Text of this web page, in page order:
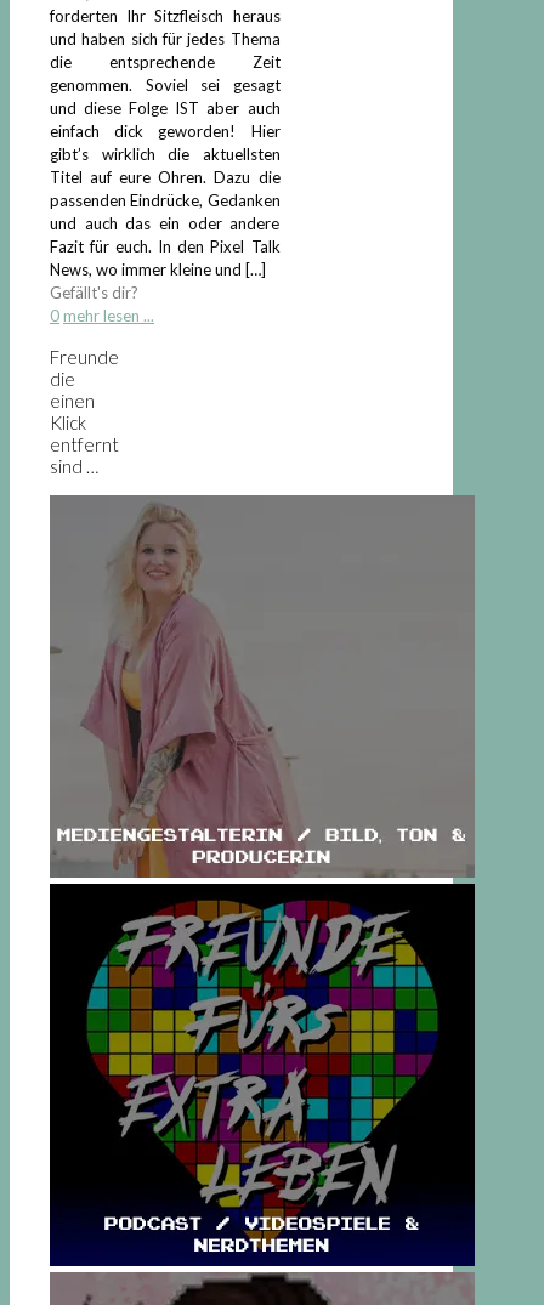
forderten Ihr Sitzfleisch heraus
und haben sich für jedes Thema
die entsprechende Zeit
genommen. Soviel sei gesagt
und diese Folge IST aber auch
einfach dick geworden! Hier
gibt’s wirklich die aktuellsten
Titel auf eure Ohren. Dazu die
passenden Eindrücke, Gedanken
und auch das ein oder andere
Fazit für euch. In den Pixel Talk
News, wo immer kleine und […]
Gefällt's dir?
0 mehr lesen ...
Freunde
die
einen
Klick
entfernt
sind …